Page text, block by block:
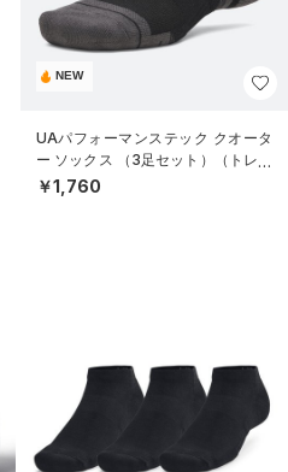
NEW
UAパフォーマンステック クオータ
ー ソックス （3足セット）（トレー
ニング/UNISEX）
￥1,760